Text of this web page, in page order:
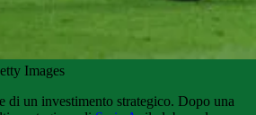
Images
di un investimento strategico. Dopo una